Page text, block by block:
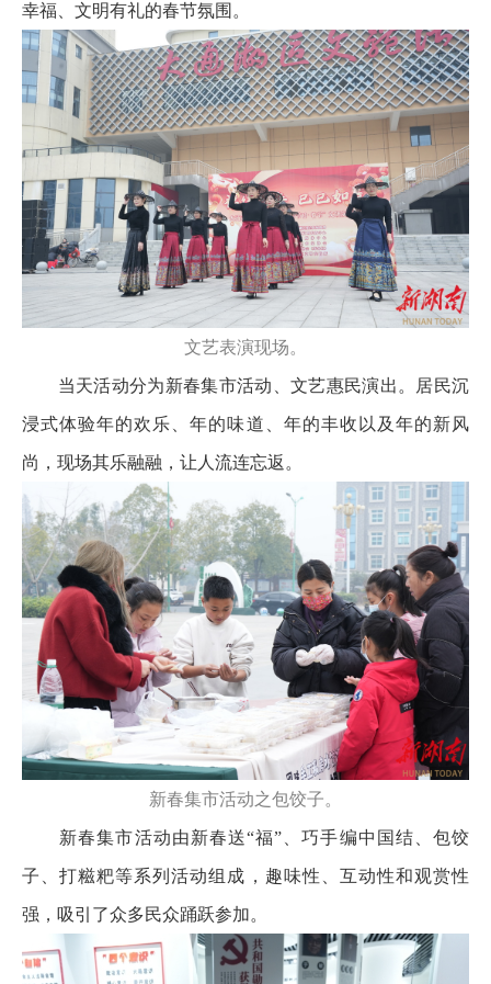
幸福、文明有礼的春节氛围。
文艺表演现场。
当天活动分为新春集市活动、文艺惠民演出。居民沉
浸式体验年的欢乐、年的味道、年的丰收以及年的新风
尚，现场其乐融融，让人流连忘返。
新春集市活动之包饺子。
新春集市活动由新春送“福”、巧手编中国结、包饺
子、打糍粑等系列活动组成，趣味性、互动性和观赏性
强，吸引了众多民众踊跃参加。